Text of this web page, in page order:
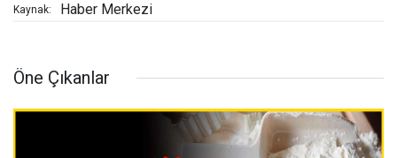
Kaynak: Haber Merkezi
Öne Çıkanlar